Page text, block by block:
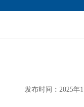
发布时间：2025年